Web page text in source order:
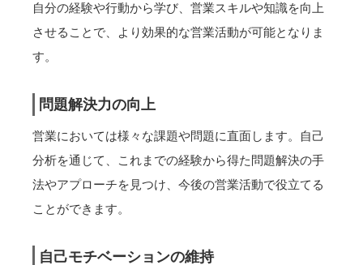
自分の経験や行動から学び、営業スキルや知識を向上
させることで、より効果的な営業活動が可能となりま
す。
問題解決力の向上
営業においては様々な課題や問題に直面します。自己
分析を通じて、これまでの経験から得た問題解決の手
法やアプローチを見つけ、今後の営業活動で役立てる
ことができます。
自己モチベーションの維持